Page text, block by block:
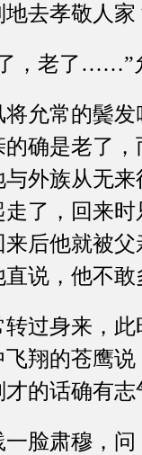
去孝敬人家
老了……”允
常的鬓发
的确是老了
外族从无
走了，回来
来后他就被
说，他不敢
身来，此时
飞翔的苍鹰
的话确有
肃穆，问